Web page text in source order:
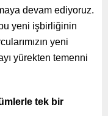
devam ediyoruz.
yeni işbirliğinin
yeni
yürekten temenni
tek bir